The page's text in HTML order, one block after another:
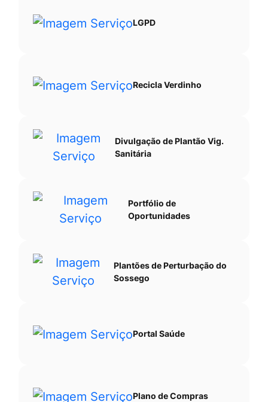
LGPD
Recicla Verdinho
Divulgação de Plantão Vig.
Sanitária
Portfólio de
Oportunidades
Plantões de Perturbação do
Sossego
Portal Saúde
Plano de Compras